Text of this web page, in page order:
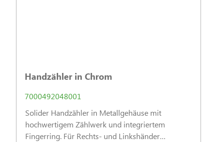
Handzähler in Chrom
7000492048001
Solider Handzähler in Metallgehäuse mit
hochwertigem Zählwerk und integriertem
Fingerring. Für Rechts- und Linkshänder